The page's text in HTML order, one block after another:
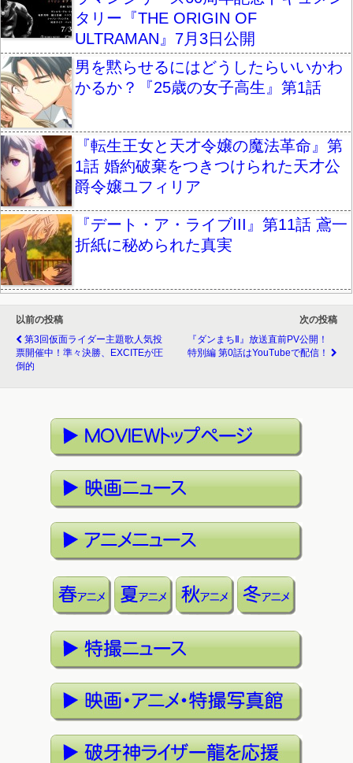
タリー『THE ORIGIN OF
ULTRAMAN』7月3日公開
男を黙らせるにはどうしたらいいかわ
かるか？『25歳の女子高生』第1話
『転生王女と天才令嬢の魔法革命』第
1話 婚約破棄をつきつけられた天才公
爵令嬢ユフィリア
『デート・ア・ライブIII』第11話 鳶一
折紙に秘められた真実
以前の投稿
第3回仮面ライダー主題歌人気投
票開催中！準々決勝、EXCITEが圧
倒的
次の投稿
『ダンまちⅡ』放送直前PV公開！
特別編 第0話はYouTubeで配信！